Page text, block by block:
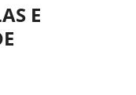
E